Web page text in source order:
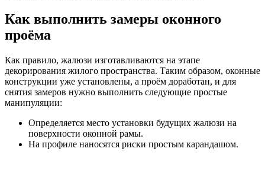
Как выполнить замеры оконного
проёма
Как правило, жалюзи изготавливаются на этапе
декорирования жилого пространства. Таким образом, оконные
конструкции уже установлены, а проём доработан, и для
снятия замеров нужно выполнить следующие простые
манипуляции:
Определяется место установки будущих жалюзи на
поверхности оконной рамы.
На профиле наносятся риски простым карандашом.